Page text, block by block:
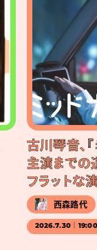
古川琴音、
主演までの
フラットな
西森路代
2026.7.30｜